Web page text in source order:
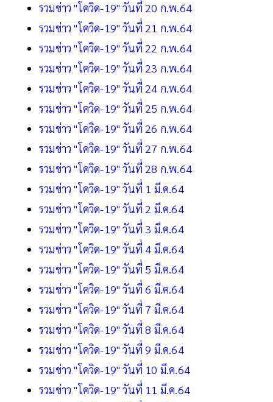
รวมข่าว "โควิด-19" วันที่ 20 ก.พ.64
รวมข่าว "โควิด-19" วันที่ 21 ก.พ.64
รวมข่าว "โควิด-19" วันที่ 22 ก.พ.64
รวมข่าว "โควิด-19" วันที่ 23 ก.พ.64
รวมข่าว "โควิด-19" วันที่ 24 ก.พ.64
รวมข่าว "โควิด-19" วันที่ 25 ก.พ.64
รวมข่าว "โควิด-19" วันที่ 26 ก.พ.64
รวมข่าว "โควิด-19" วันที่ 27 ก.พ.64
รวมข่าว "โควิด-19" วันที่ 28 ก.พ.64
รวมข่าว "โควิด-19" วันที่ 1 มี.ค.64
รวมข่าว "โควิด-19" วันที่ 2 มี.ค.64
รวมข่าว "โควิด-19" วันที่ 3 มี.ค.64
รวมข่าว "โควิด-19" วันที่ 4 มี.ค.64
รวมข่าว "โควิด-19" วันที่ 5 มี.ค.64
รวมข่าว "โควิด-19" วันที่ 6 มี.ค.64
รวมข่าว "โควิด-19" วันที่ 7 มี.ค.64
รวมข่าว "โควิด-19" วันที่ 8 มี.ค.64
รวมข่าว "โควิด-19" วันที่ 9 มี.ค.64
รวมข่าว "โควิด-19" วันที่ 10 มี.ค.64
รวมข่าว "โควิด-19" วันที่ 11 มี.ค.64